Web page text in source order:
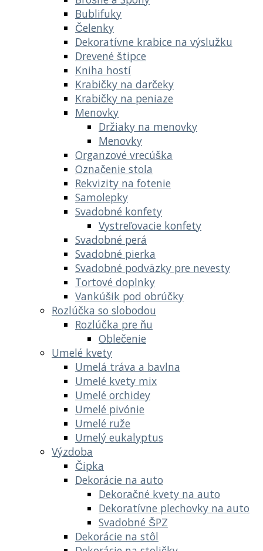
Bublifuky
Čelenky
Dekoratívne krabice na výslužku
Drevené štipce
Kniha hostí
Krabičky na darčeky
Krabičky na peniaze
Menovky
Držiaky na menovky
Menovky
Organzové vrecúška
Označenie stola
Rekvizity na fotenie
Samolepky
Svadobné konfety
Vystreľovacie konfety
Svadobné perá
Svadobné pierka
Svadobné podväzky pre nevesty
Tortové doplnky
Vankúšik pod obrúčky
Rozlúčka so slobodou
Rozlúčka pre ňu
Oblečenie
Umelé kvety
Umelá tráva a bavlna
Umelé kvety mix
Umelé orchidey
Umelé pivónie
Umelé ruže
Umelý eukalyptus
Výzdoba
Čipka
Dekorácie na auto
Dekoračné kvety na auto
Dekoratívne plechovky na auto
Svadobné ŠPZ
Dekorácie na stôl